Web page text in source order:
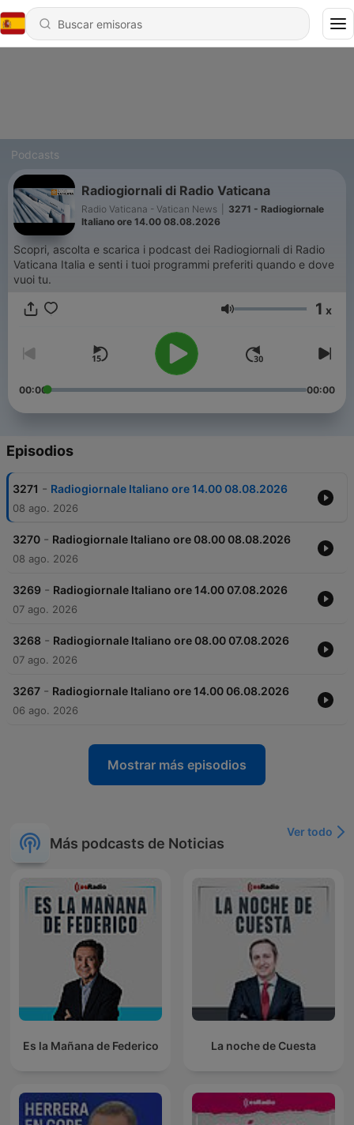
Podcasts
Radiogiornali di Radio Vaticana
Radio Vaticana - Vatican News
3271 - Radiogiornale
Italiano ore 14.00 08.08.2026
Scopri, ascolta e scarica i podcast dei Radiogiornali di Radio
Vaticana Italia e senti i tuoi programmi preferiti quando e dove
vuoi tu.
Volumen 1 x
00:00 00:00
Episodios
3271 - Radiogiornale Italiano ore 14.00 08.08.2026
08 ago. 2026
3270 - Radiogiornale Italiano ore 08.00 08.08.2026
08 ago. 2026
3269 - Radiogiornale Italiano ore 14.00 07.08.2026
07 ago. 2026
3268 - Radiogiornale Italiano ore 08.00 07.08.2026
07 ago. 2026
3267 - Radiogiornale Italiano ore 14.00 06.08.2026
06 ago. 2026
Mostrar más episodios
Más podcasts de Noticias
Ver todo
Es la Mañana de Federico La noche de Cuesta